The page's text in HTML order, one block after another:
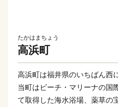
たかはまちょう
高浜町
高浜町は福井県のいちばん西
当町はビーチ・マリーナの国
て取得した海水浴場、薬草の